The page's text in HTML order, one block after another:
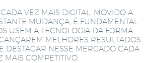
VEZ MAIS DIGITAL, MOVIDO A
MUDANÇA, É FUNDAMENTAL
USEM A TECNOLOGIA DA FORMA
MELHORES RESULTADOS
DESTACAR NESSE MERCADO CADA
MAIS COMPETITIVO.